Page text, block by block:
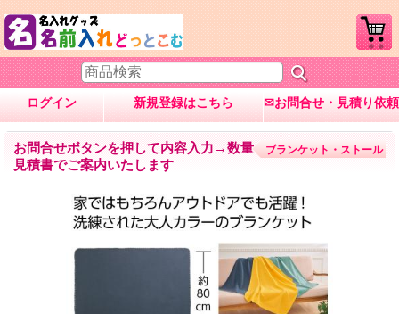
ログイン 新規登録はこちら ✉お問合せ・見積り依頼
お問合せボタンを押して内容入力→数量・内容に応じて
見積書でご案内いたします
ブランケット・ストール